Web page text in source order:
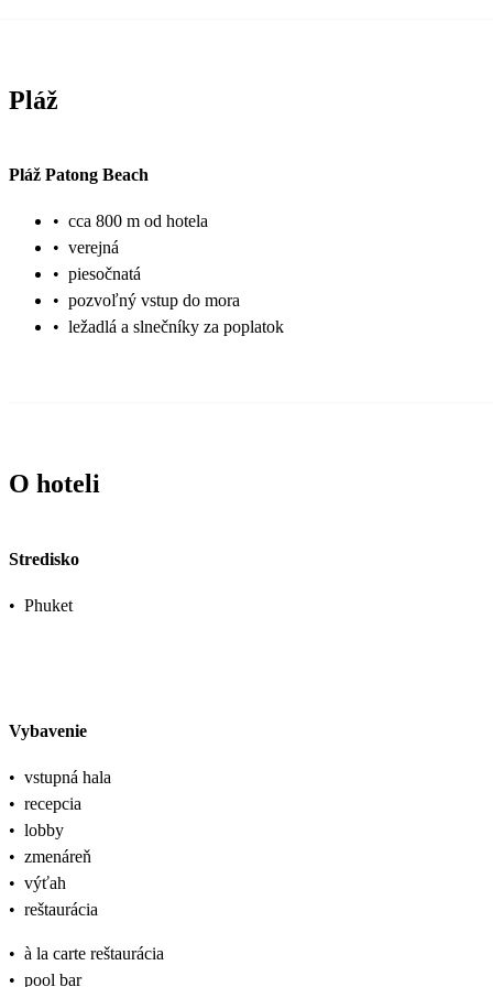
CHODCI + MOTORKY S AUTAMA ! V OBCHODECH 7 ELEVEN OTEVŘENO I V
SENDVÍČ, KTERÝ NA POŽÁDÁNÍ OHŘEJOU. PRO
10 BATHŮ. POKUD VE MĚSTĚ U BARU NEBO PODIA S
VELKÝ ZVON, TAK V ŽÁDNÝM ! PŘÍPADĚ NEZVONŤE
A PENÍZE Z PENĚŽENKY JEŠTĚ RYCHLEJI. VE
DOLARY A EURA. U DOLARŮ NĚKDE KURS PODLE
Pláž
Pláž Patong Beach
• cca 800 m od hotela
• verejná
• piesočnatá
• pozvoľný vstup do mora
• ležadlá a slnečníky za poplatok
O hoteli
Stredisko
• Phuket
Vybavenie
• vstupná hala
• recepcia
• lobby
• zmenáreň
• výťah
• reštaurácia
• à la carte reštaurácia
• pool bar